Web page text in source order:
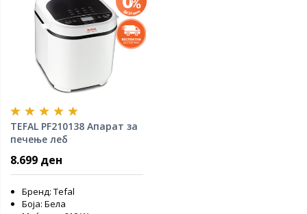
TEFAL PF210138 Апарат за
печење леб
8.699 ден
Бренд: Tefal
Боја: Бела